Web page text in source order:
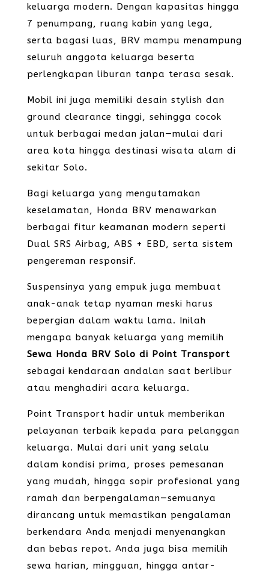
keluarga modern. Dengan kapasitas hingga
7 penumpang, ruang kabin yang lega,
serta bagasi luas, BRV mampu menampung
seluruh anggota keluarga beserta
perlengkapan liburan tanpa terasa sesak.
Mobil ini juga memiliki desain stylish dan
ground clearance tinggi, sehingga cocok
untuk berbagai medan jalan—mulai dari
area kota hingga destinasi wisata alam di
sekitar Solo.
Bagi keluarga yang mengutamakan
keselamatan, Honda BRV menawarkan
berbagai fitur keamanan modern seperti
Dual SRS Airbag, ABS + EBD, serta sistem
pengereman responsif.
Suspensinya yang empuk juga membuat
anak-anak tetap nyaman meski harus
bepergian dalam waktu lama. Inilah
mengapa banyak keluarga yang memilih
Sewa Honda BRV Solo di Point Transport
sebagai kendaraan andalan saat berlibur
atau menghadiri acara keluarga.
Point Transport hadir untuk memberikan
pelayanan terbaik kepada para pelanggan
keluarga. Mulai dari unit yang selalu
dalam kondisi prima, proses pemesanan
yang mudah, hingga sopir profesional yang
ramah dan berpengalaman—semuanya
dirancang untuk memastikan pengalaman
berkendara Anda menjadi menyenangkan
dan bebas repot. Anda juga bisa memilih
sewa harian, mingguan, hingga antar-